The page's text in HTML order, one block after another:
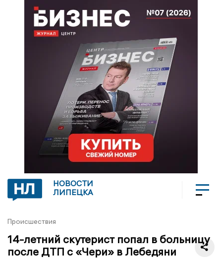
НОВОСТИ
ЛИПЕЦКА
Происшествия
14-летний скутерист попал в больницу
после ДТП с «Чери» в Лебедяни